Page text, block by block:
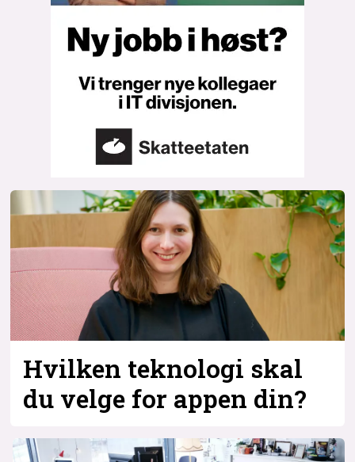
Hvilken teknologi skal
du velge for appen din?